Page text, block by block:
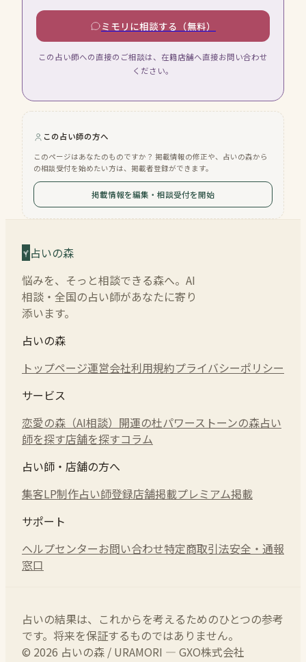
ミモリに相談する（無料）
この占い師への直接のご相談は、在籍店舗へ直接お問い合わせ
ください。
この占い師の方へ
このページはあなたのものですか？ 掲載情報の修正や、占いの森から
の相談受付を始めたい方は、掲載者登録ができます。
掲載情報を編集・相談受付を開始
占いの森
悩みを、そっと相談できる森へ。AI
相談・全国の占い師があなたに寄り
添います。
占いの森
トップページ運営会社利用規約プライバシーポリシー
サービス
恋愛の森（AI相談） 開運の杜パワーストーンの森占い
師を探す店舗を探すコラム
占い師・店舗の方へ
集客LP制作占い師登録店舗掲載プレミアム掲載
サポート
ヘルプセンターお問い合わせ特定商取引法安全・通報
窓口
占いの結果は、これからを考えるためのひとつの参考
です。将来を保証するものではありません。
© 2026 占いの森 / URAMORI — GXO株式会社